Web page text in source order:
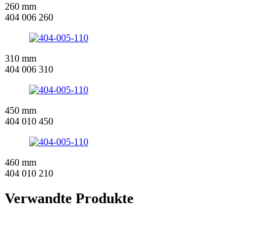
260 mm
404 006 260
310 mm
404 006 310
450 mm
404 010 450
460 mm
404 010 210
Verwandte Produkte